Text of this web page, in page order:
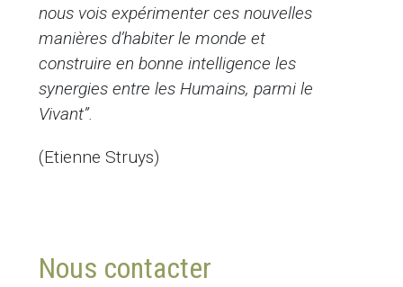
nous vois expérimenter ces nouvelles
manières d’habiter le monde et
construire en bonne intelligence les
synergies entre les Humains, parmi le
Vivant”.
(Etienne Struys)
Nous contacter